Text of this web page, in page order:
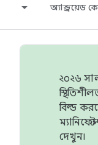
অ্যান্ড্রয়েড
২০২৬
বিল্ড
দেখুন।